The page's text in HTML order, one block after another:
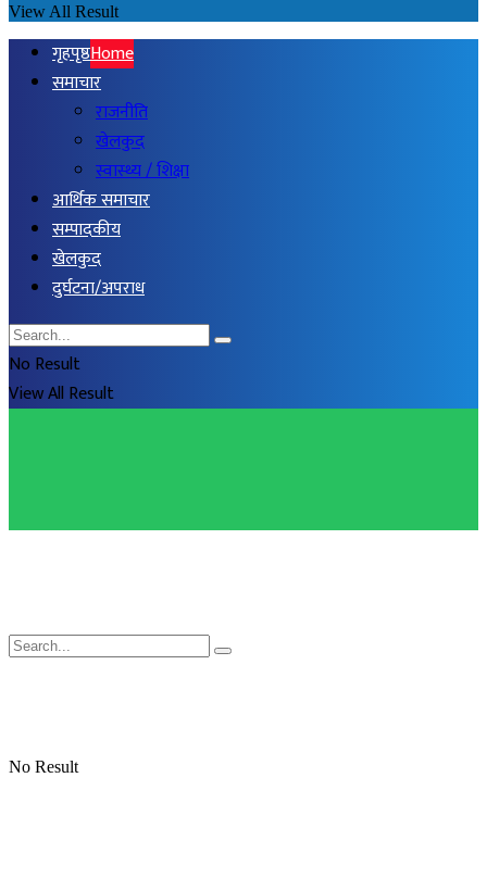
View All Result
गृहपृष्ठHome
समाचार
राजनीति
खेलकुद
स्वास्थ्य / शिक्षा
आर्थिक समाचार
सम्पादकीय
खेलकुद
दुर्घटना/अपराध
No Result
View All Result
No Result